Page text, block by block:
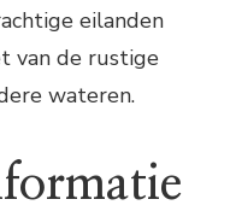
eilanden
van de rustige
wateren.